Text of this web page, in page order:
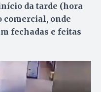
da tarde (hora
comercial, onde
fechadas e feitas